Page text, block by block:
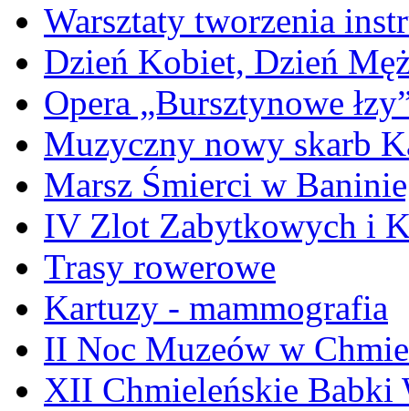
Warsztaty tworzenia
Dzień Kobiet, Dzień
Opera „Bursztynowe
Muzyczny nowy skarb
Marsz Śmierci w
IV Zlot Zabytkowych i
Trasy rowerowe
Kartuzy - mammografia
II Noc Muzeów w
XII Chmieleńskie Babki